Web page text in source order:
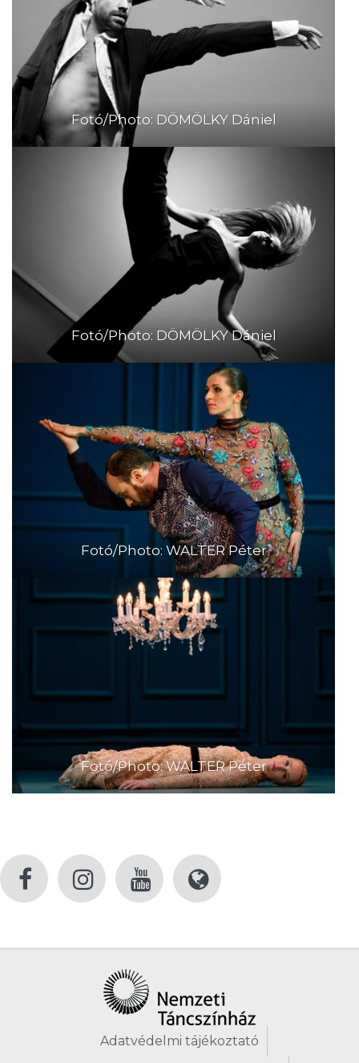
Fotó/Photo: DÖMÖLKY Dániel
Fotó/Photo: DÖMÖLKY Dániel
Fotó/Photo: WALTER Péter
Fotó/Photo: WALTER Péter
Adatvédelmi tájékoztató